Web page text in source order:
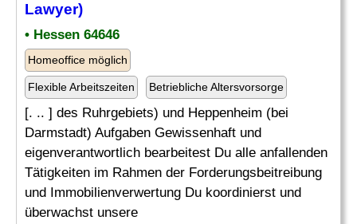
Lawyer)
• Hessen 64646
Homeoffice möglich
Flexible Arbeitszeiten Betriebliche Altersvorsorge
[. .. ] des Ruhrgebiets) und Heppenheim (bei
Darmstadt) Aufgaben Gewissenhaft und
eigenverantwortlich bearbeitest Du alle anfallenden
Tätigkeiten im Rahmen der Forderungsbeitreibung
und Immobilienverwertung Du koordinierst und
überwachst unsere